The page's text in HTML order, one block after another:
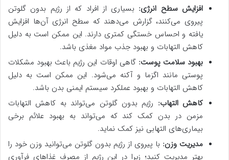
افزایش سطح انرژی: بسیاری از افراد که از رژیم بدون گلوتن
پیروی می‌کنند، گزارش می‌دهند که سطح انرژی آن‌ها افزایش
یافته و احساس خستگی کمتری دارند. این ممکن است به دلیل
کاهش التهابات و بهبود جذب مواد مغذی باشد.
بهبود سلامت پوست: گاهی اوقات این رژیم باعث بهبود مشکلات
پوستی مانند اگزما و آکنه می‌شود. این ممکن است به دلیل
کاهش التهابات و بهبود عملکرد سیستم ایمنی بدن باشد.
کاهش التهاب: رژیم بدون گلوتن می‌تواند به کاهش التهابات
مزمن در بدن کمک کند که می‌تواند به بهبود علائم برخی
بیماری‌های التهابی نیز کمک نماید.
مدیریت وزن: با پیروی از رژیم بدون گلوتن می‌توانید وزن خود را
بهتر مدیریت کنید؛ زیرا در این رژیم از مصرف غذاهای فرآوری